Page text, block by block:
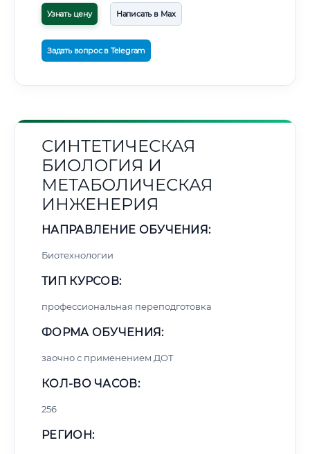
Узнать цену Написать в Max
Задать вопрос в Telegram
СИНТЕТИЧЕСКАЯ
БИОЛОГИЯ И
МЕТАБОЛИЧЕСКАЯ
ИНЖЕНЕРИЯ
НАПРАВЛЕНИЕ ОБУЧЕНИЯ:
Биотехнологии
ТИП КУРСОВ:
профессиональная переподготовка
ФОРМА ОБУЧЕНИЯ:
заочно с применением ДОТ
КОЛ-ВО ЧАСОВ:
256
РЕГИОН: